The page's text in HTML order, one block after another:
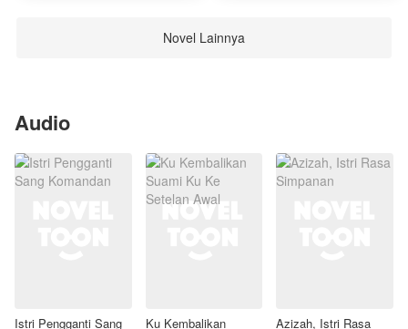
Novel Lainnya
Audio
Istri Pengganti Sang Ku Kembalikan Azizah, Istri Rasa